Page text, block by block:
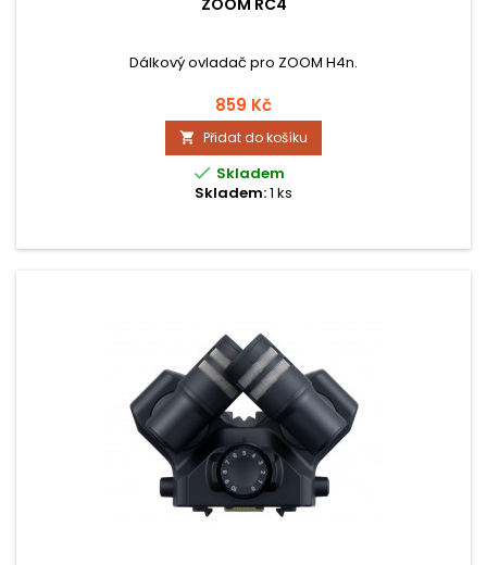
ZOOM RC4
Dálkový ovladač pro ZOOM H4n.
859 Kč
 Přidat do košíku
 Skladem
Skladem:1 ks